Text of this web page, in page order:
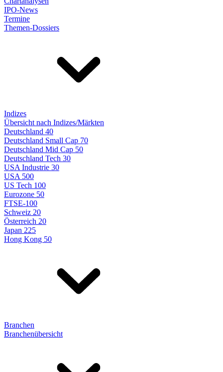
IPO-News
Termine
Themen-Dossiers
Indizes
Übersicht nach Indizes/Märkten
Deutschland 40
Deutschland Small Cap 70
Deutschland Mid Cap 50
Deutschland Tech 30
USA Industrie 30
USA 500
US Tech 100
Eurozone 50
FTSE-100
Schweiz 20
Österreich 20
Japan 225
Hong Kong 50
Branchen
Branchenübersicht